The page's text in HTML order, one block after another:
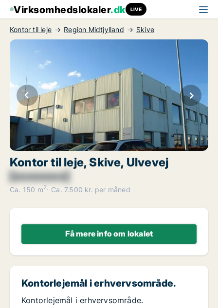
Virksomhedslokaler.dk LIVE
Kontor til leje Region Midtjylland Skive
Kontor til leje, Skive, Ulvevej
[xxxxxxxx]
Ca. 150 m2 Ca. 7.500 kr. per måned
Få mere info om lokalet
Kontorlejemål i erhvervsområde.
Kontorlejemål i erhvervsområde.